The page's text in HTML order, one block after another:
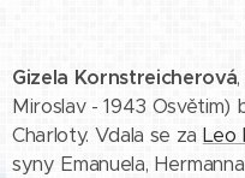
Gizela Kornstreicherová
Miroslav - 1943 Osvětim)
Charloty. Vdala se za Leo
syny Emanuela,